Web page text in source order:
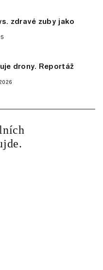
zdravé zuby jako
drony. Reportáž